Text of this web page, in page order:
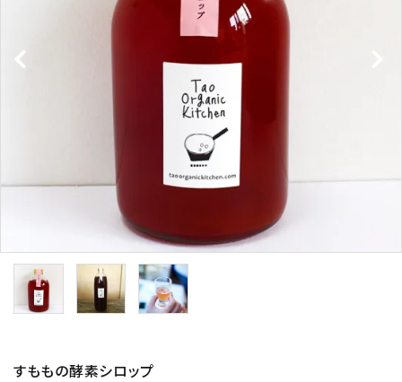
すももの酵素シロップ